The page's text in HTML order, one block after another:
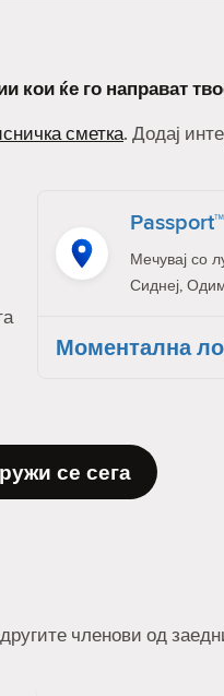
ќе го направат
сметка. Додај
Мечувај со
Сиднеј,
Моментална
се сега
членови од